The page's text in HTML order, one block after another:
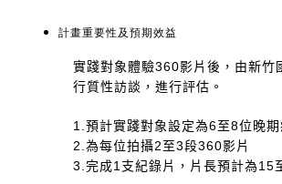
計畫重要性及預期效益
實踐對象體驗360影片後，由新竹
行質性訪談，進行評估。
1.預計實踐對象設定為6至8位晚期
2.為每位拍攝2至3段360影片
3.完成1支紀錄片，片長預計為15